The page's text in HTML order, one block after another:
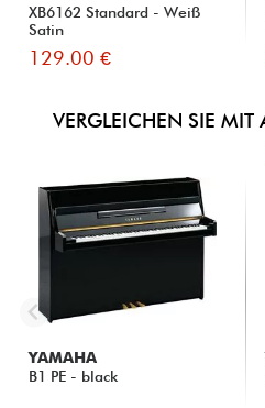
Familien, die ein
Liebhaber, die die
umzusteigen.
XB6162 Standard - Weiß
Satin
129.00 €
VERGLEICHEN SIE MIT
YAMAHA
B1 PE - black